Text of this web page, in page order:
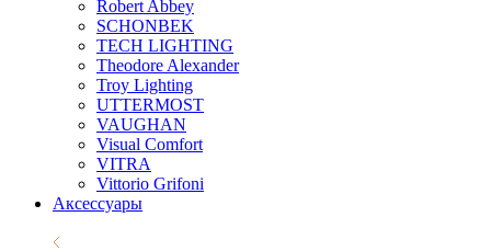
Robert Abbey
SCHONBEK
TECH LIGHTING
Theodore Alexander
Troy Lighting
UTTERMOST
VAUGHAN
Visual Comfort
VITRA
Vittorio Grifoni
Аксессуары